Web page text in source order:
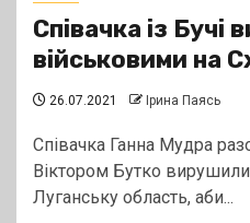
Співачка із Бучі
військовими на
26.07.2021 Ірина Паясь
Співачка Ганна Мудра
Віктором Бутко
Луганську область, аби...